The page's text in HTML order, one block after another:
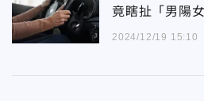
竟瞎扯「男陽女
2024/12/19 15:10